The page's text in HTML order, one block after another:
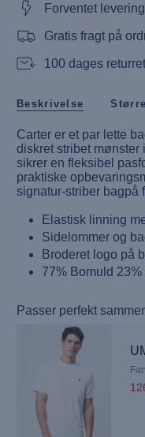
Forventet
Gratis fragt på
100 dages
Beskrivelse
Carter er et par lette
diskret stribet mønster
sikrer en fleksibel
praktiske
signatur-striber bagpå
Elastisk linning
Sidelommer og
Broderet logo på
77% Bomuld
Passer perfekt